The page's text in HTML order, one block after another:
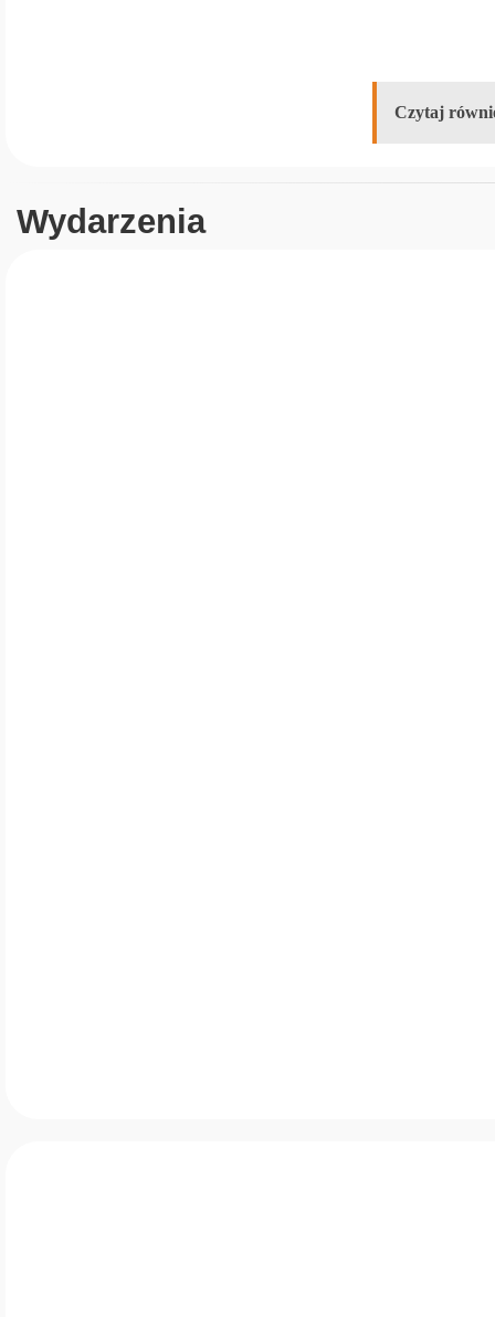
Czytaj
Wydarzenia